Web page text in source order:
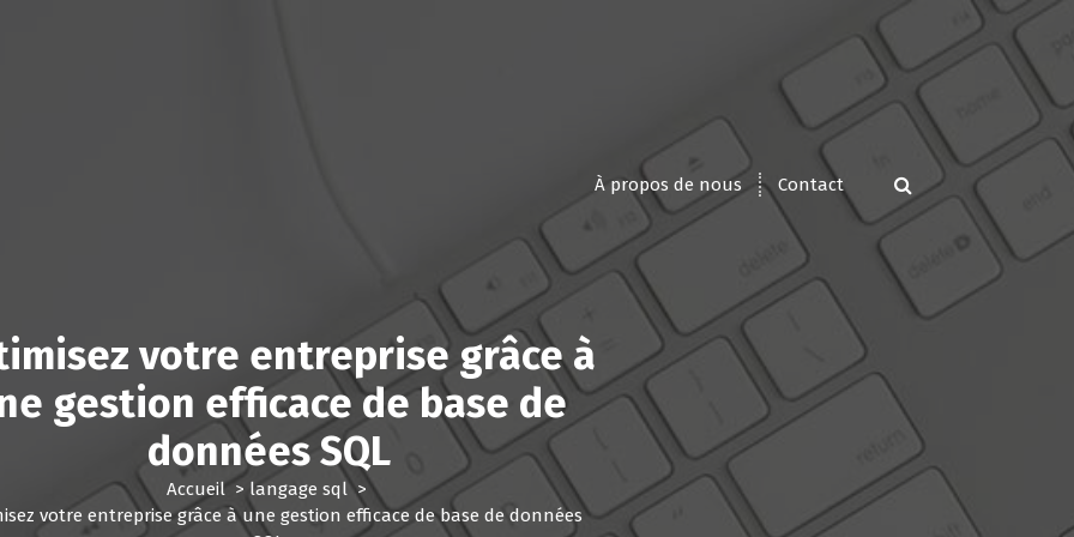
À propos de nous Contact
votre entreprise grâce à
gestion efficace de base de
données SQL
Accueil> langage sql>
votre entreprise grâce à une gestion efficace de base de données